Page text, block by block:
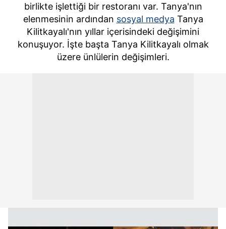
birlikte işlettiği bir restoranı var. Tanya'nın
elenmesinin ardından sosyal medya Tanya
Kilitkayalı'nın yıllar içerisindeki değişimini
konuşuyor. İşte başta Tanya Kilitkayalı olmak
üzere ünlülerin değişimleri.